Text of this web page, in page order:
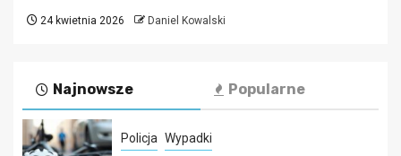
24 kwietnia 2026 Daniel Kowalski
Najnowsze Popularne
Policja Wypadki